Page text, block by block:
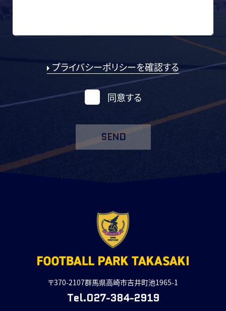
プライバシーポリシーを確認する
同意する
SEND
〒370-2107群馬県高崎市吉井町池1965-1
Tel.027-384-2919